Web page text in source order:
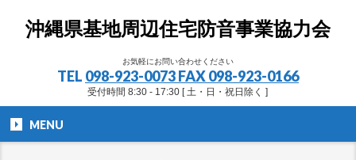
沖縄県基地周辺住宅防音事業協力会
お気軽にお問い合わせください
TEL 098-923-0073 FAX 098-923-0166
受付時間 8:30 - 17:30 [ 土・日・祝日除く ]
MENU